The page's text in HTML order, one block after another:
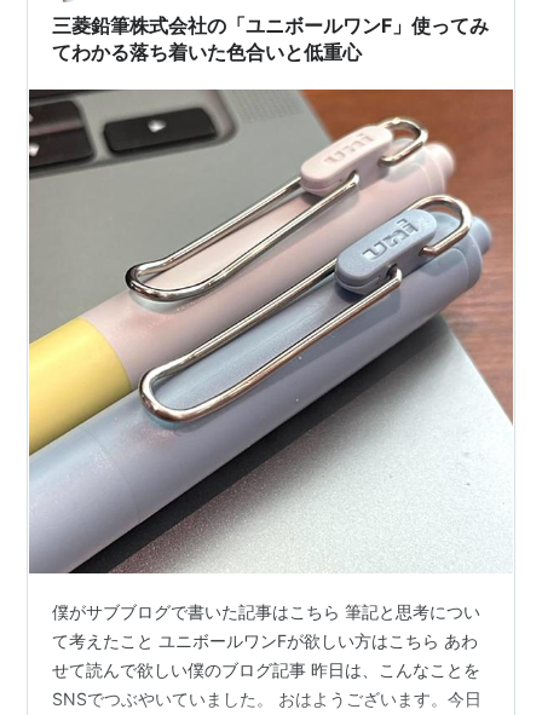
カラーリング。良いですね。そこに加えて、日常にさり
げなく自分らしさを取り込むことができる主張する筆…
三菱鉛筆株式会社の「ユニボールワンF」使ってみ
てわかる落ち着いた色合いと低重心
僕がサブブログで書いた記事はこちら 筆記と思考につい
て考えたこと ユニボールワンFが欲しい方はこちら あわ
せて読んで欲しい僕のブログ記事 昨日は、こんなことを
SNSでつぶやいていました。 おはようございます。今日